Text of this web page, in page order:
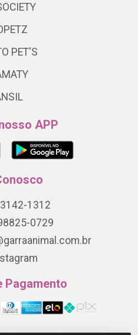
PET'S
APP
1312
0729
Pagamento